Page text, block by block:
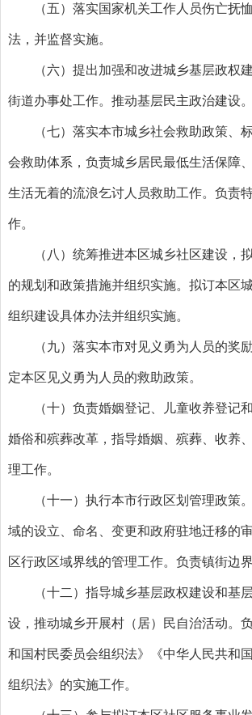
（五）落实国家机关工作人员伤亡抚
法，并监督实施。
（六）提出加强和改进城乡基层政权
街道办事处工作。推动基层民主政治建设。
（七）落实本市城乡社会救助政策、
会救助体系，负责城乡居民最低生活保障
生活无着的流浪乞讨人员救助工作。负责
作。
（八）统筹推进本区城乡社区建设，
的规划和政策措施并组织实施。拟订本区
组织建设具体办法并组织实施。
（九）落实本市对见义勇为人员的奖
定本区见义勇为人员的救助政策。
（十）负责婚姻登记、儿童收养登记
婚俗和殡葬改革，指导婚姻、殡葬、收养
理工作。
（十一）执行本市行政区划管理政策
域的设立、命名、变更和政府驻地迁移的
区行政区域界线的管理工作。负责镇街边
（十二）指导城乡基层政权建设和基
设，推动城乡开展村（居）民自治活动。
和国村民委员会组织法》《中华人民共和
组织法》的实施工作。